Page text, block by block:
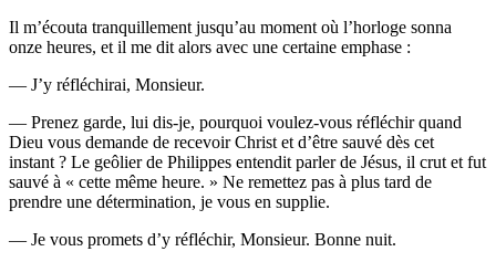
Il m’écouta tranquillement jusqu’au moment où l’horloge sonna
onze heures, et il me dit alors avec une certaine emphase :
— J’y réfléchirai, Monsieur.
— Prenez garde, lui dis-je, pourquoi voulez-vous réfléchir quand
Dieu vous demande de recevoir Christ et d’être sauvé dès cet
instant ? Le geôlier de Philippes entendit parler de Jésus, il crut et fut
sauvé à « cette même heure. » Ne remettez pas à plus tard de
prendre une détermination, je vous en supplie.
— Je vous promets d’y réfléchir, Monsieur. Bonne nuit.